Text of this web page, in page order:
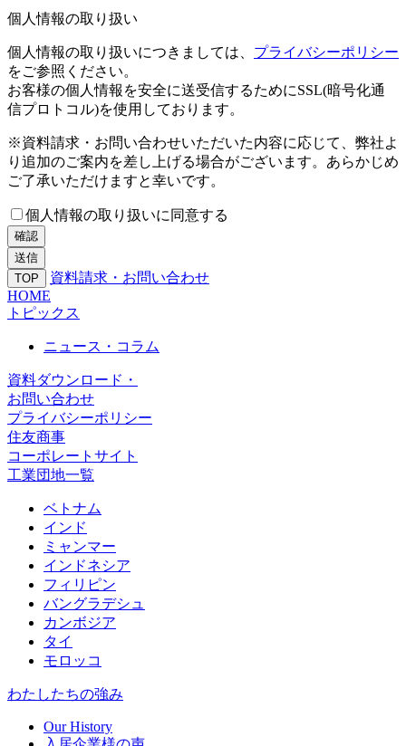
個人情報の取り扱い
個人情報の取り扱いにつきましては、 プライバシーポリシー
をご参照ください。
お客様の個人情報を安全に送受信するためにSSL(暗号化通
信プロトコル)を使用しております。
※資料請求・お問い合わせいただいた内容に応じて、弊社よ
り追加のご案内を差し上げる場合がございます。あらかじめ
ご了承いただけますと幸いです。
個人情報の取り扱いに同意する
確認
TOP
資料請求・お問い合わせ
HOME
トピックス
ニュース・コラム
資料ダウンロード・
お問い合わせ
プライバシーポリシー
住友商事
コーポレートサイト
工業団地一覧
ベトナム
インド
ミャンマー
インドネシア
フィリピン
バングラデシュ
カンボジア
タイ
モロッコ
わたしたちの強み
Our History